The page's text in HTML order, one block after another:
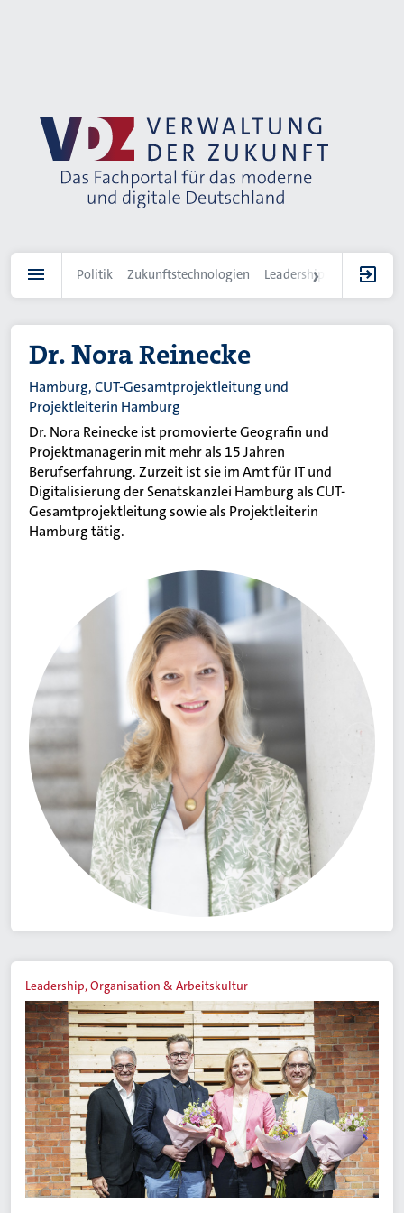
Politik Zukunftstechnologien Leadership IT-
Dr. Nora Reinecke
Hamburg, CUT-Gesamtprojektleitung und
Projektleiterin Hamburg
Dr. Nora Reinecke ist promovierte Geografin und
Projektmanagerin mit mehr als 15 Jahren
Berufserfahrung. Zurzeit ist sie im Amt für IT und
Digitalisierung der Senatskanzlei Hamburg als CUT-
Gesamtprojektleitung sowie als Projektleiterin
Hamburg tätig.
Leadership, Organisation & Arbeitskultur